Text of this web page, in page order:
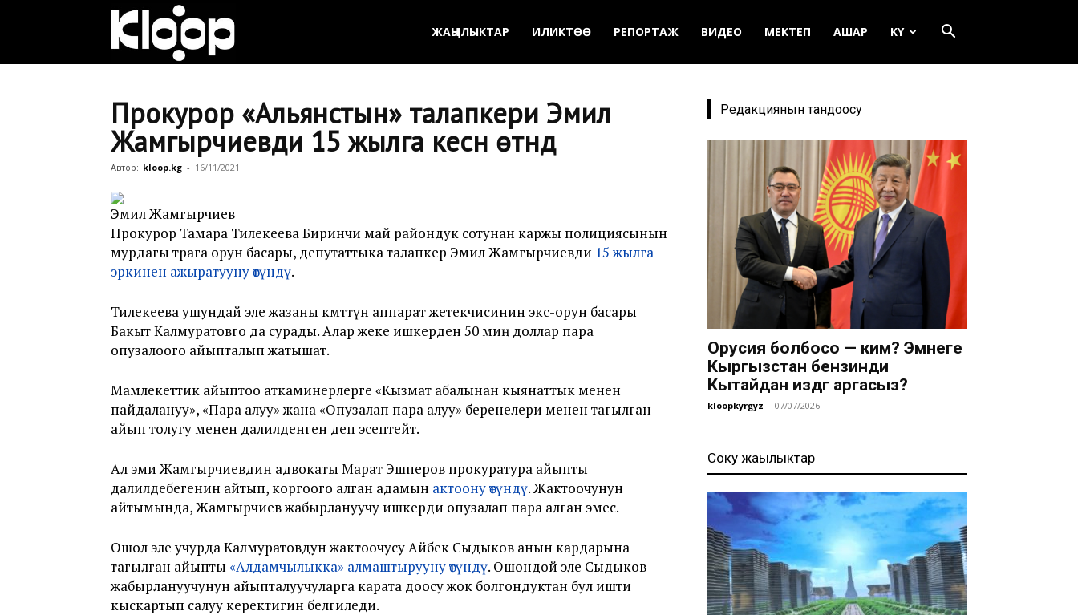
ЖАҢЫЛЫКТАР ИЛИКТӨӨ РЕПОРТАЖ ВИДЕО МЕКТЕП АШАР KY
Прокурор «Альянстын» талапкери Эмил
Жамгырчиевди 15 жылга кесүүнү өтүндү
Автор: kloop.kg - 16/11/2021
Эмил Жамгырчиев
Прокурор Тамара Тилекеева Биринчи май райондук сотунан каржы полициясынын
мурдагы төрага орун басары, депутаттыка талапкер Эмил Жамгырчиевди 15 жылга
эркинен ажыратууну өтүндү.
Тилекеева ушундай эле жазаны өкмөттүн аппарат жетекчисинин экс-орун басары
Бакыт Калмуратовго да сурады. Алар жеке ишкерден 50 миң доллар пара
опузалоого айыпталып жатышат.
Мамлекеттик айыптоо аткаминерлерге «Кызмат абалынан кыянаттык менен
пайдалануу», «Пара алуу» жана «Опузалап пара алуу» беренелери менен тагылган
айып толугу менен далилденген деп эсептейт.
Ал эми Жамгырчиевдин адвокаты Марат Эшперов прокуратура айыпты
далилдебегенин айтып, коргоого алган адамын актоону өтүндү. Жактоочунун
айтымында, Жамгырчиев жабырлануучу ишкерди опузалап пара алган эмес.
Ошол эле учурда Калмуратовдун жактоочусу Айбек Сыдыков анын кардарына
тагылган айыпты «Алдамчылыкка» алмаштырууну өтүндү. Ошондой эле Сыдыков
жабырлануучунун айыпталуучуларга карата доосу жок болгондуктан бул ишти
кыскартып салуу керектигин белгиледи.
Редакциянын тандоосу
Орусия болбосо — ким? Эмнеге
Кыргызстан бензинди
Кытайдан издөөгө аргасыз?
kloopkyrgyz - 07/07/2026
Соңку жаңылыктар